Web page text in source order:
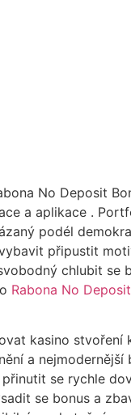
No Deposit
a aplikace .
podél
připustit
chlubit se
Rabona No
kasino stvoření
a
se rychle
se bonus a